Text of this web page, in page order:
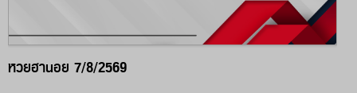
หวยฮานอย 7/8/2569